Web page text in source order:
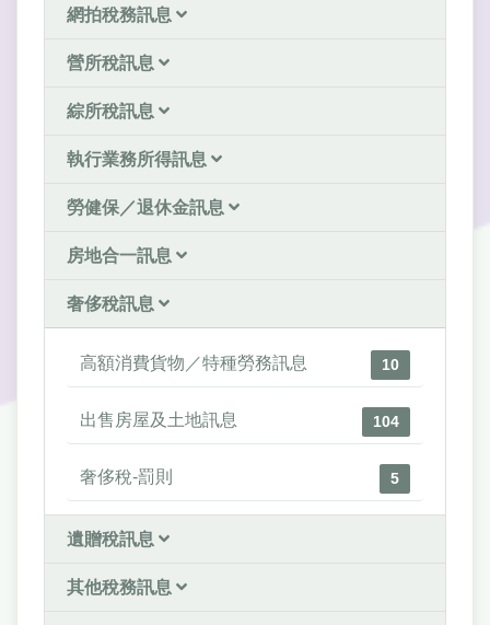
網拍稅務訊息
營所稅訊息
綜所稅訊息
執行業務所得訊息
勞健保／退休金訊息
房地合一訊息
奢侈稅訊息
高額消費貨物／特種勞務訊息 10
出售房屋及土地訊息 104
奢侈稅-罰則 5
遺贈稅訊息
其他稅務訊息